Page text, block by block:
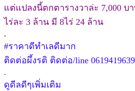
แต่แปลงนี้ตกตารางวาล่ะ 7,000 บ
ไร่ละ 3 ล้าน มี 8ไร่ 24 ล้าน
.
#ราคาดีทำเลดีมาก
ติดต่อผึ้งรติ ติดต่อ/line 0619419639
.
ดูดีลดีๆเพิ่มเติม